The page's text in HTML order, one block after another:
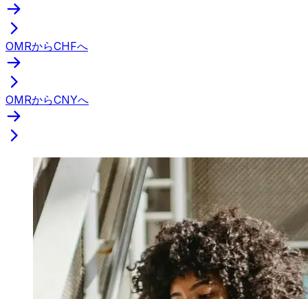
OMRからCHFへ
OMRからCNYへ